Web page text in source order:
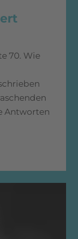
70. Wie
Antworten